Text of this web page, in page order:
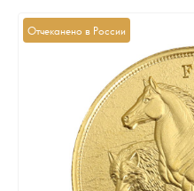
Отчеканено в России